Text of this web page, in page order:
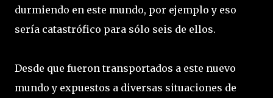
durmiendo en este mundo, por ejemplo y eso
sería catastrófico para sólo seis de ellos.
Desde que fueron transportados a este nuevo
mundo y expuestos a diversas situaciones de